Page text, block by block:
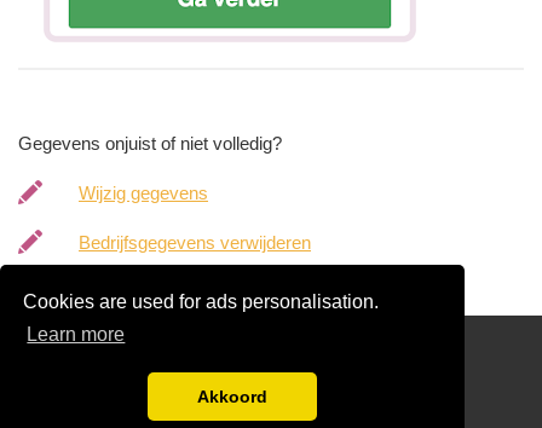
Cookies are used for ads personalisation.
Learn more
Akkoord
Gegevens onjuist of niet volledig?
Wijzig gegevens
Bedrijfsgegevens verwijderen
hoveniergegevens.nl